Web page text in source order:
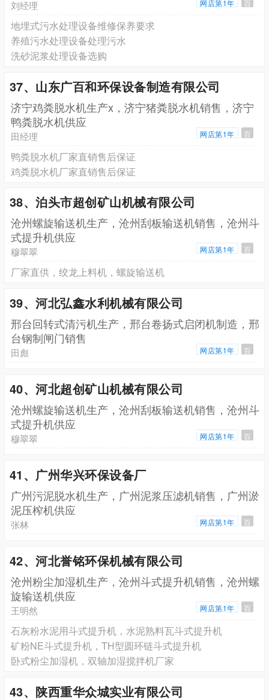
刘经理 网店第1年 百
地埋式污水处理设备维修保养要求
养殖污水处理设备处理污水
洗砂泥浆处理设备选购
37、山东广百和环保设备制造有限公司
济宁鸡粪脱水机生产x，济宁猪粪脱水机销售，济宁
鸭粪脱水机供应
田经理 网店第1年 百
鸭粪脱水机厂家直销售后保证
鸡粪脱水机厂家直销售后保证
38、泊头市超创矿山机械有限公司
沧州螺旋输送机生产，沧州刮板输送机销售，沧州斗
式提升机供应
穆翠翠 网店第1年 百
厂家直供，绞龙上料机，螺旋输送机
39、河北弘鑫水利机械有限公司
邢台回转式清污机生产，邢台卷扬式启闭机制造，邢
台钢制闸门销售
田彪 网店第1年 百
40、河北超创矿山机械有限公司
沧州螺旋输送机生产，沧州刮板输送机销售，沧州斗
式提升机供应
穆翠翠 网店第1年 百
41、广州华兴环保设备厂
广州污泥脱水机生产，广州泥浆压滤机销售，广州淤
泥压榨机供应
张林 网店第1年 百
42、河北誉铭环保机械有限公司
沧州粉尘加湿机生产，沧州斗式提升机销售，沧州螺
旋输送机供应
王明然 网店第1年 百
石灰粉水泥用斗式提升机，水泥熟料瓦斗式提升机
矿粉NE斗式提升机，TH型圆环链斗式提升机
卧式粉尘加湿机，双轴加湿搅拌机厂家
43、陕西重华众城实业有限公司